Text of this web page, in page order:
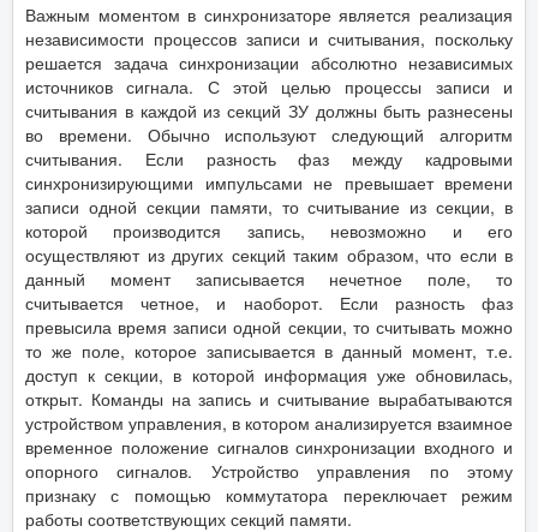
Важным моментом в синхронизаторе является реализация
независимости процессов записи и считывания, поскольку
решается задача синхронизации абсолютно независимых
источников сигнала. С этой целью процессы записи и
считывания в каждой из секций ЗУ должны быть разнесены
во времени. Обычно используют следующий алгоритм
считывания. Если разность фаз между кадровыми
синхронизирующими импульсами не превышает времени
записи одной секции памяти, то считывание из секции, в
которой производится запись, невозможно и его
осуществляют из других секций таким образом, что если в
данный момент записывается нечетное поле, то
считывается четное, и наоборот. Если разность фаз
превысила время записи одной секции, то считывать можно
то же поле, которое записывается в данный момент, т.е.
доступ к секции, в которой информация уже обновилась,
открыт. Команды на запись и считывание вырабатываются
устройством управления, в котором анализируется взаимное
временное положение сигналов синхронизации входного и
опорного сигналов. Устройство управления по этому
признаку с помощью коммутатора переключает режим
работы соответствующих секций памяти.